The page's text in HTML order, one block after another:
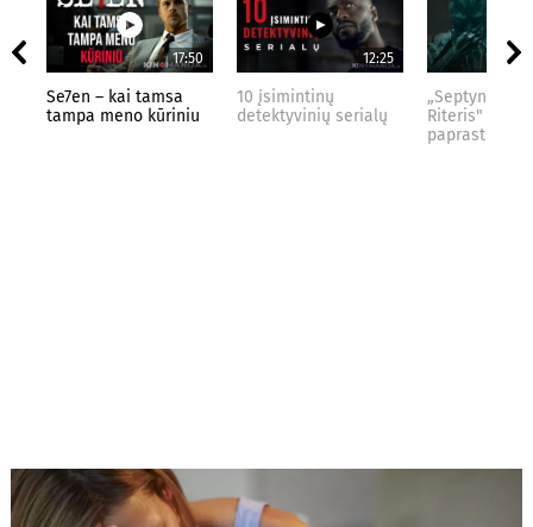
17:50
Se7en – kai tamsa
tampa meno kūriniu
12:25
10 įsimintinų
detektyvinių serialų
„Septynių
Riteris" – kai
paprastumas